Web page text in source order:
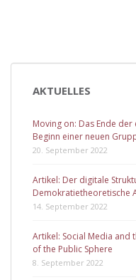
AKTUELLES
Moving on: Das Ende
Beginn einer neuen
20. September 2022
Artikel: Der digitale
Demokratietheoretische
14. September 2022
Artikel: Social Media and
of the Public Sphere
8. September 2022